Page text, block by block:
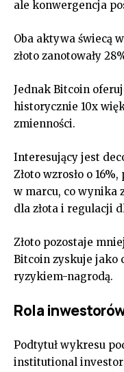
ale konwergencja
Oba aktywa świecą
złoto zanotowały
Jednak Bitcoin
historycznie 10x
zmienności.
Interesujący jest
Złoto wzrosło o
w marcu, co wynika
dla złota i regulacji
Złoto pozostaje
Bitcoin zyskuje jako
ryzykiem-nagrodą.
Rola
Podtytuł wykresu
institutional